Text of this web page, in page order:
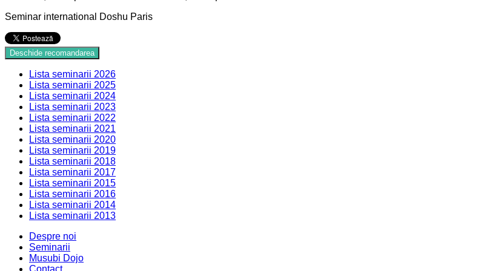
Seminar international Doshu Paris
Deschide recomandarea
Lista seminarii 2026
Lista seminarii 2025
Lista seminarii 2024
Lista seminarii 2023
Lista seminarii 2022
Lista seminarii 2021
Lista seminarii 2020
Lista seminarii 2019
Lista seminarii 2018
Lista seminarii 2017
Lista seminarii 2015
Lista seminarii 2016
Lista seminarii 2014
Lista seminarii 2013
Despre noi
Seminarii
Musubi Dojo
Contact